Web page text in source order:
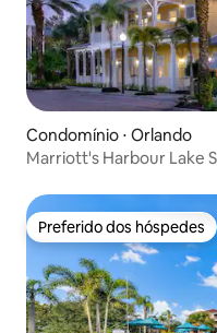
Condomínio ⋅ Orlando
Marriott's Harbour Lake
Preferido dos hóspedes
Preferido dos hóspedes